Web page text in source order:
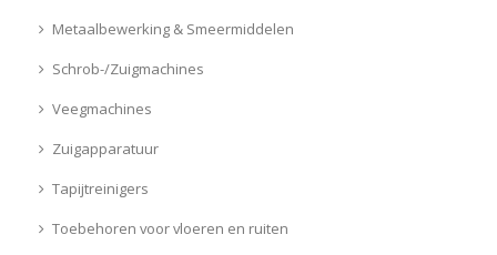
Metaalbewerking & Smeermiddelen
Schrob-/Zuigmachines
Veegmachines
Zuigapparatuur
Tapijtreinigers
Toebehoren voor vloeren en ruiten